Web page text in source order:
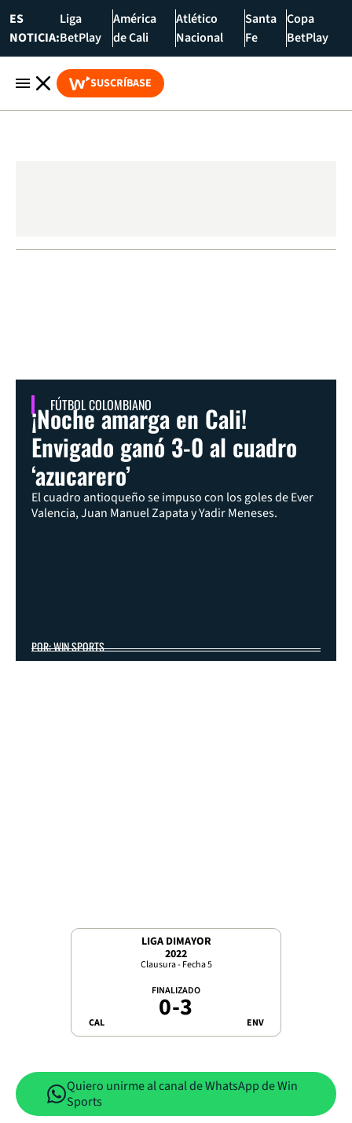
ES
NOTICIA:
Liga
BetPlay
América
de Cali
Atlético
Nacional
Santa
Fe
Copa
BetPlay
SUSCRÍBASE
FÚTBOL COLOMBIANO
¡Noche amarga en Cali!
Envigado ganó 3-0 al cuadro
‘azucarero’
El cuadro antioqueño se impuso con los goles de Ever
Valencia, Juan Manuel Zapata y Yadir Meneses.
POR: WIN SPORTS
LIGA DIMAYOR
2022
Clausura - Fecha 5
CAL
FINALIZADO
0-3 ENV
Quiero unirme al canal de WhatsApp de Win
Sports